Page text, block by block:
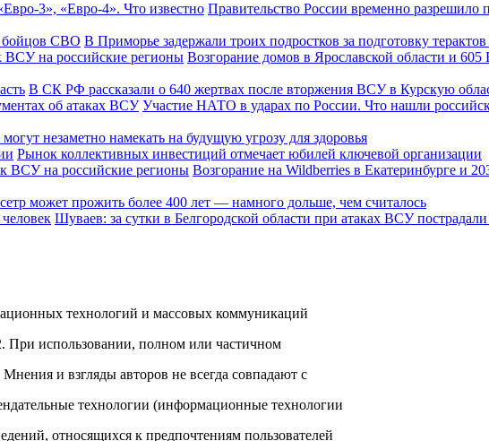
Правительство России временно разрешило
В Приморье задержали троих подростков за подготовку
Возгорание домов в Ярославской области и
В СК РФ рассказали о 640 жертвах после вторжения ВСУ в Курскую
Участие НАТО в ударах по России. Что нашли
незаметно намекать на будущую угрозу для здоровья
Рынок коллективных инвестиций отмечает юбилей ключевой организации
Возгорание на Wildberries в Екатеринбурге и
может прожить более 400 лет — намного дольше, чем считалось
Шуваев: за сутки в Белгородской области при атаках ВСУ
технологий и массовых коммуникаций
При использовании, полном или частичном
и взгляды авторов не всегда совпадают с
технологии (информационные технологии
относящихся к предпочтениям пользователей